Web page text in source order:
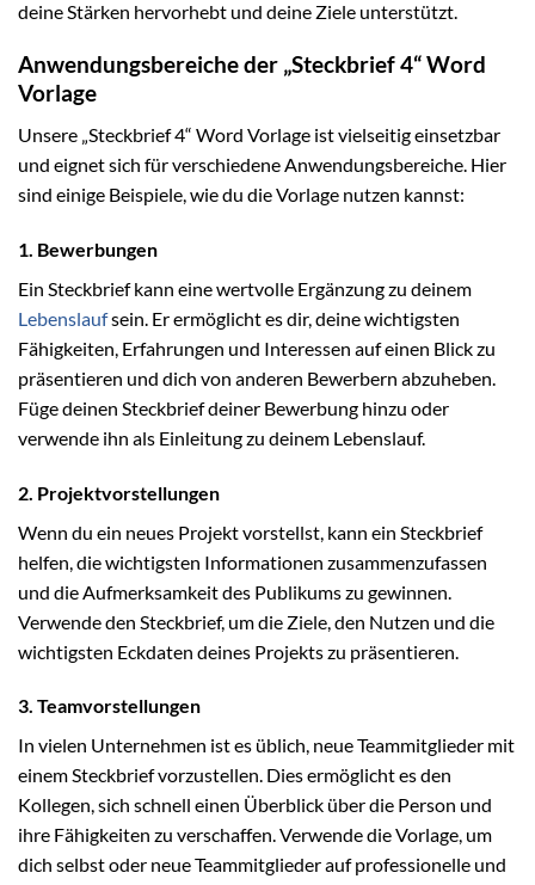
deine Stärken hervorhebt und deine Ziele unterstützt.
Anwendungsbereiche der „Steckbrief 4“ Word
Vorlage
Unsere „Steckbrief 4“ Word Vorlage ist vielseitig einsetzbar
und eignet sich für verschiedene Anwendungsbereiche. Hier
sind einige Beispiele, wie du die Vorlage nutzen kannst:
1. Bewerbungen
Ein Steckbrief kann eine wertvolle Ergänzung zu deinem
Lebenslaufsein. Er ermöglicht es dir, deine wichtigsten
Fähigkeiten, Erfahrungen und Interessen auf einen Blick zu
präsentieren und dich von anderen Bewerbern abzuheben.
Füge deinen Steckbrief deiner Bewerbung hinzu oder
verwende ihn als Einleitung zu deinem Lebenslauf.
2. Projektvorstellungen
Wenn du ein neues Projekt vorstellst, kann ein Steckbrief
helfen, die wichtigsten Informationen zusammenzufassen
und die Aufmerksamkeit des Publikums zu gewinnen.
Verwende den Steckbrief, um die Ziele, den Nutzen und die
wichtigsten Eckdaten deines Projekts zu präsentieren.
3. Teamvorstellungen
In vielen Unternehmen ist es üblich, neue Teammitglieder mit
einem Steckbrief vorzustellen. Dies ermöglicht es den
Kollegen, sich schnell einen Überblick über die Person und
ihre Fähigkeiten zu verschaffen. Verwende die Vorlage, um
dich selbst oder neue Teammitglieder auf professionelle und